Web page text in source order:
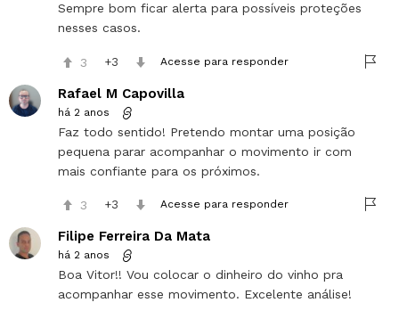
Sempre bom ficar alerta para possíveis proteções
nesses casos.
3 3 Acesse para responder
Rafael M Capovilla
há 2 anos
Faz todo sentido! Pretendo montar uma posição
pequena parar acompanhar o movimento ir com
mais confiante para os próximos.
3 3 Acesse para responder
Filipe Ferreira Da Mata
há 2 anos
Boa Vitor!! Vou colocar o dinheiro do vinho pra
acompanhar esse movimento. Excelente análise!